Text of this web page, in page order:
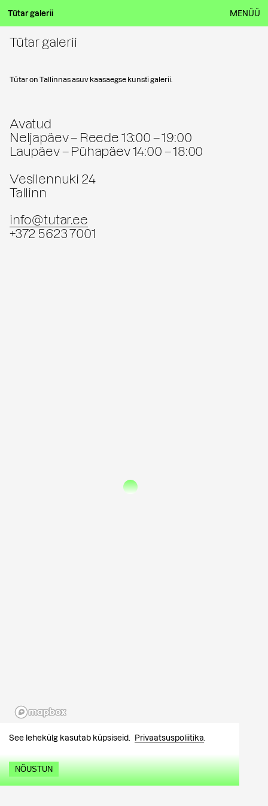
See lehekülg kasutab küpsiseid. Privaatsuspoliitika.
NÕUSTUN
Tütar galerii MENÜÜ
Tütar galerii
Tütar on Tallinnas asuv kaasaegse kunsti galerii.
Avatud
Neljapäev – Reede 13:00 – 19:00
Laupäev – Pühapäev 14:00 – 18:00
Vesilennuki 24
Tallinn
info@tutar.ee
+372 5623 7001